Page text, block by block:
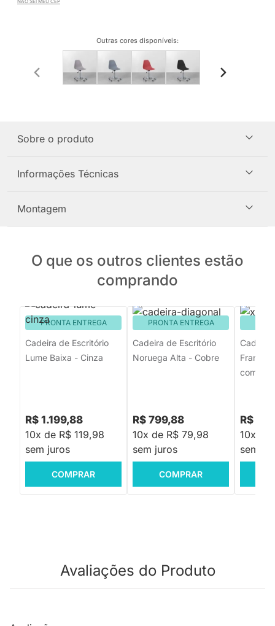
NÃO SEI MEU CEP
Outras cores disponíveis:
Sobre o produto
Informações Técnicas
Montagem
O que os outros clientes estão
comprando
PRONTA ENTREGA
Cadeira de Escritório
Lume Baixa - Cinza
R$ 1.199,88
10x de R$ 119,98
sem juros
COMPRAR
PRONTA ENTREGA
Cadeira de Escritório
Noruega Alta - Cobre
R$ 799,88
10x de R$ 79,98
sem juros
COMPRAR
Cadeira
França
com
R$
10x de
sem
Avaliações do Produto